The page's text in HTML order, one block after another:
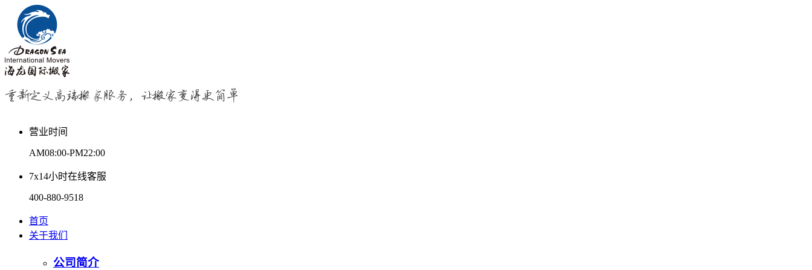
营业时间
AM08:00-PM22:00
7x14小时在线客服
400-880-9518
首页
关于我们
公司简介